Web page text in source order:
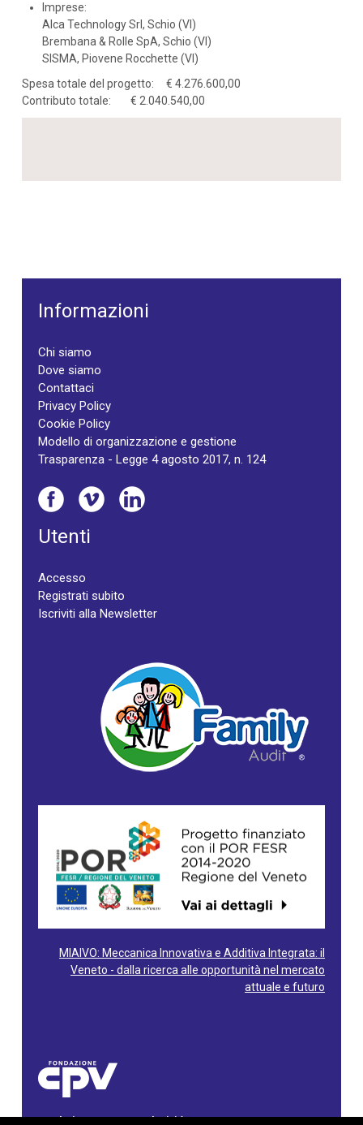
Imprese:
Alca Technology Srl, Schio (VI)
Brembana & Rolle SpA, Schio (VI)
SISMA, Piovene Rocchette (VI)
Spesa totale del progetto: € 4.276.600,00
Contributo totale: € 2.040.540,00
Informazioni
Chi siamo
Dove siamo
Contattaci
Privacy Policy
Cookie Policy
Modello di organizzazione e gestione
Trasparenza - Legge 4 agosto 2017, n. 124
Utenti
Accesso
Registrati subito
Iscriviti alla Newsletter
MIAIVO: Meccanica Innovativa e Additiva Integrata: il
Veneto - dalla ricerca alle opportunità nel mercato
attuale e futuro